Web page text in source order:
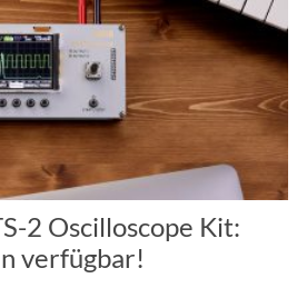
2 Oscilloscope Kit:
verfügbar!